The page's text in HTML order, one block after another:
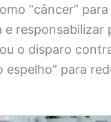
“câncer”
e
o disparo
espelho” para